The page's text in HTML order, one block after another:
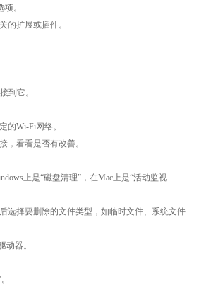
。
的扩展或插件。
到它。
的Wi-Fi网络。
，看看是否有改善。
上是“磁盘清理”，在Mac上是“活动监视
选择要删除的文件类型，如临时文件、系统文件
动器。